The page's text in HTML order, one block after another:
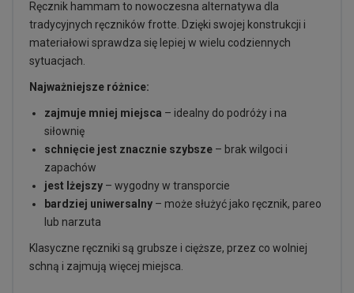
Ręcznik hammam to nowoczesna alternatywa dla
tradycyjnych ręczników frotte. Dzięki swojej konstrukcji i
materiałowi sprawdza się lepiej w wielu codziennych
sytuacjach.
Najważniejsze różnice:
zajmuje mniej miejsca – idealny do podróży i na
siłownię
schnięcie jest znacznie szybsze – brak wilgoci i
zapachów
jest lżejszy – wygodny w transporcie
bardziej uniwersalny – może służyć jako ręcznik, pareo
lub narzuta
Klasyczne ręczniki są grubsze i cięższe, przez co wolniej
schną i zajmują więcej miejsca.